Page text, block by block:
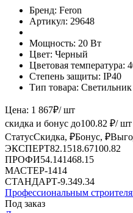
Бренд: Feron
Артикул: 29648
Мощность: 20 Вт
Цвет: Черный
Цветовая температура:
Степень защиты: IP40
Тип товара:
Цена: 1 867₽/ шт
скидка и бонус до100.82 ₽/ шт
СтатусСкидка, ₽Бонус, ₽
ЭКСПЕРТ82.1518.67100.82
ПРОФИ54.141468.15
МАСТЕР-1414
СТАНДАРТ-9.349.34
Профессиональным
Под заказ